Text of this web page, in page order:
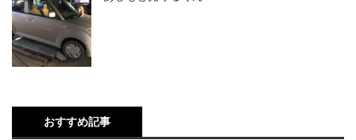
おすすめ記事